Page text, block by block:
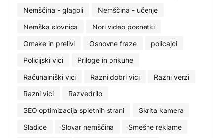
Nemščina - glagoli
Nemščina - učenje
Nemška slovnica
Nori video posnetki
Omake in prelivi
Osnovne fraze
policajci
Policijski vici
Priloge in prikuhe
Računalniški vici
Razni dobri vici
Razni verzi
Razni vici
Razvedrilo
SEO optimizacija spletnih strani
Skrita kamera
Sladice
Slovar nemščina
Smešne reklame